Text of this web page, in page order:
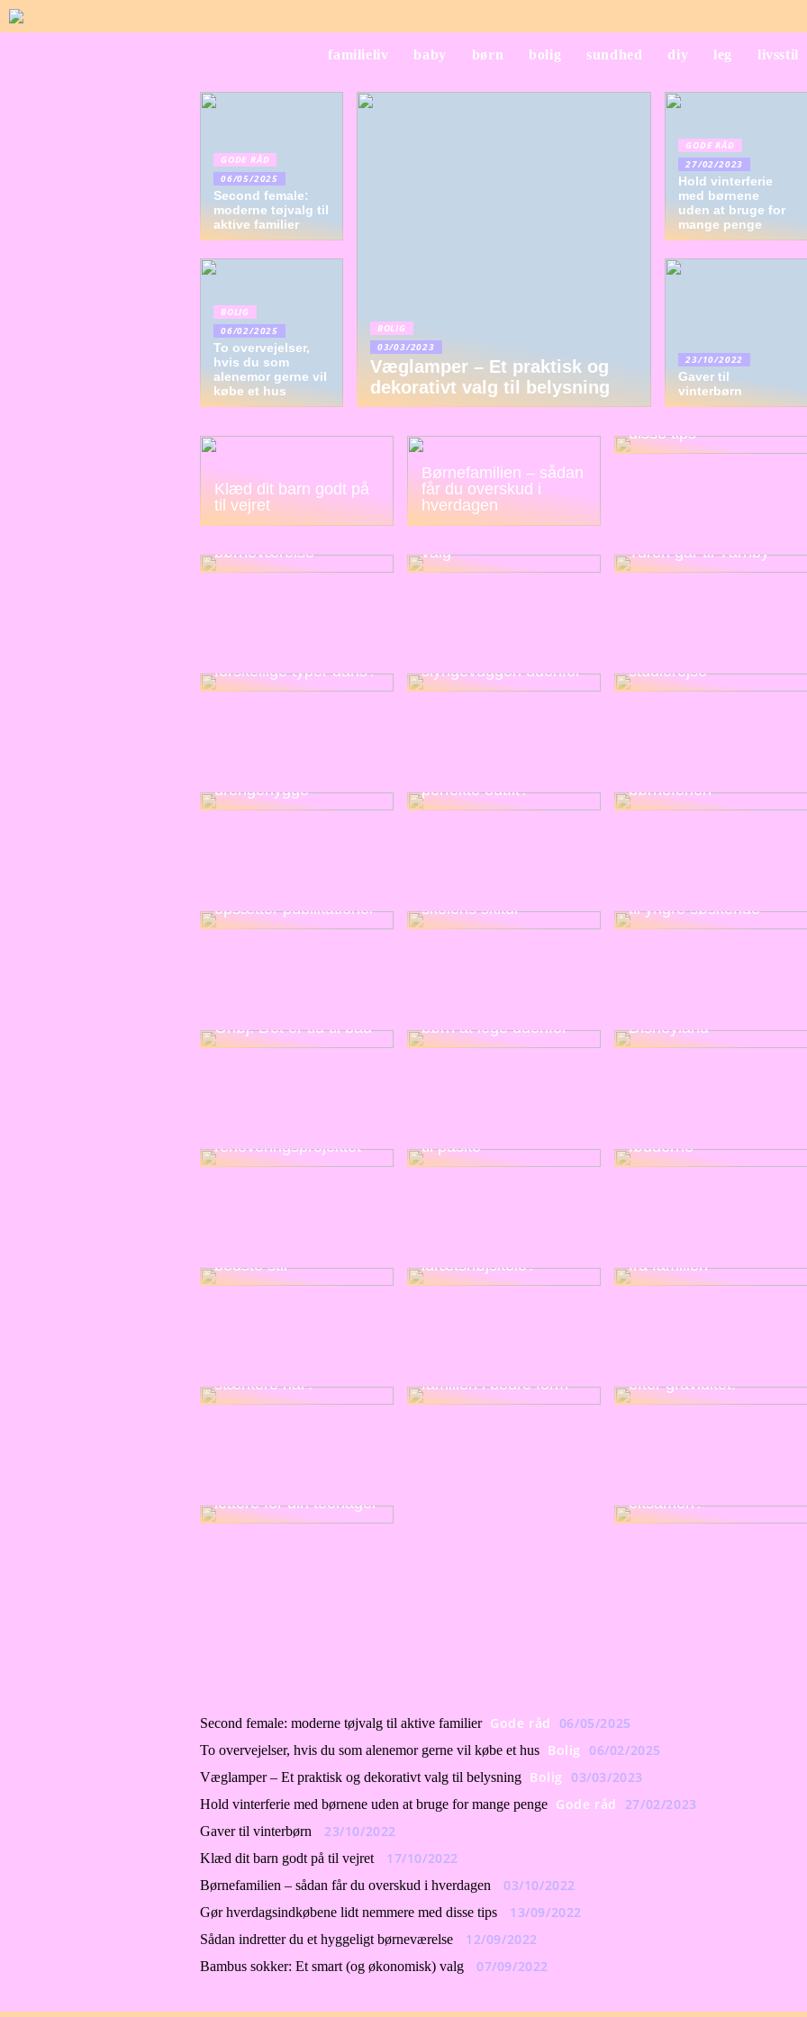
familieliv baby børn bolig sundhed diy leg livsstil
GODE RÅD
06/05/2025
Second female:
moderne tøjvalg til
aktive familier
BOLIG
06/02/2025
To overvejelser,
hvis du som
alenemor gerne vil
købe et hus
BOLIG
03/03/2023
Væglamper – Et praktisk og
dekorativt valg til belysning
GODE RÅD
27/02/2023
Hold vinterferie
med børnene
uden at bruge for
mange penge
23/10/2022
Gaver til
vinterbørn
Klæd dit barn godt på
til vejret
Børnefamilien – sådan
får du overskud i
hverdagen
hverdagsindkøbene
disse tips
Sådan indretter du et
børneværelse
Bambus sokker: Et
valg
Turen går til Tårnby
forskellige typer dans?
slyngevuggen udenfor
studierejse
drengehygge
perfekte outfit?
børneferien
opsætter publikationer
skolens skitur
til yngre søskende
Ohøj! Det er tid til bad
børn at lege udenfor
Disneyland
renoveringsprojektet
til påske
fødderne
bedste stil
idrætshøjskole?
fra familien
stærkere hår?
familien i bedre form
efter graviditet.
lettere for din teenager
eksamen?
Second female: moderne tøjvalg til aktive familier Gode råd 06/05/2025
To overvejelser, hvis du som alenemor gerne vil købe et hus Bolig 06/02/2025
Væglamper – Et praktisk og dekorativt valg til belysning Bolig 03/03/2023
Hold vinterferie med børnene uden at bruge for mange penge Gode råd 27/02/2023
Gaver til vinterbørn 23/10/2022
Klæd dit barn godt på til vejret 17/10/2022
Børnefamilien – sådan får du overskud i hverdagen 03/10/2022
Gør hverdagsindkøbene lidt nemmere med disse tips 13/09/2022
Sådan indretter du et hyggeligt børneværelse 12/09/2022
Bambus sokker: Et smart (og økonomisk) valg 07/09/2022